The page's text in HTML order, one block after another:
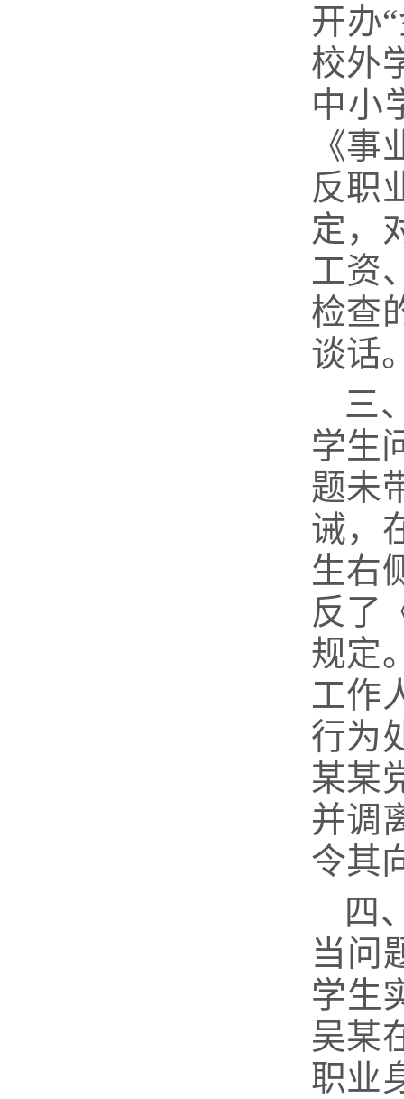
开办
校外
中小
《
反职
定，
工资
检查
谈话
三
学生
题未
诫，
生右
反了
规定
工作
行为
某某
并调
令其
四
当问
学生
吴某
职业